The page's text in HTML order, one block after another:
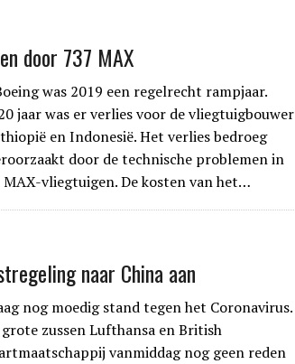
door 737 MAX
was 2019 een regelrecht rampjaar.
jaar was er verlies voor de vliegtuigbouwer
en Indonesië. Het verlies bedroeg
door de technische problemen in
MAX-vliegtuigen. De kosten van het…
naar China aan
nog moedig stand tegen het Coronavirus.
zussen Lufthansa en British
vanmiddag nog geen reden